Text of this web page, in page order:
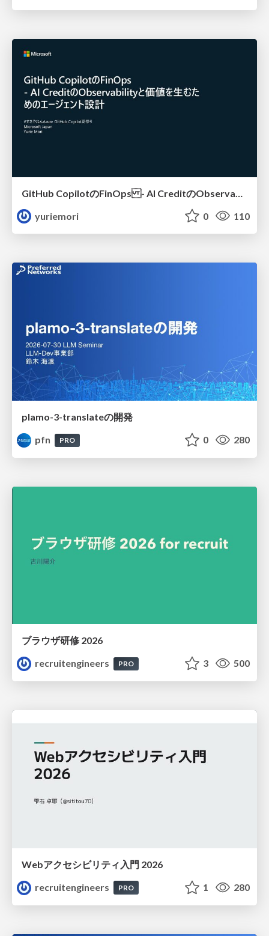
yuriemori
0 110
plamo-3-translateの開発
pfn
PRO 0 280
ブラウザ研修 2026
recruitengineers
PRO 3 500
Webアクセシビリティ入門 2026
recruitengineers
PRO 1 280